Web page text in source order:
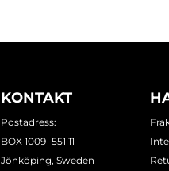
KONTAKT
Postadress:
BOX 1009 551 11
Jönköping, Sweden